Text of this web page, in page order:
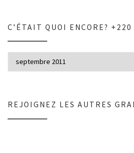
C’ÉTAIT QUOI ENCORE?
REJOIGNEZ LES AUTRES